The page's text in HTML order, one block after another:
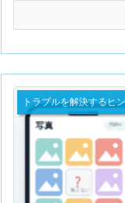
トラブルを解決するヒ